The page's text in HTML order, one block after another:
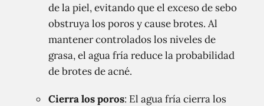
de la piel, evitando que el exceso de sebo
obstruya los poros y cause brotes. Al
mantener controlados los niveles de
grasa, el agua fría reduce la probabilidad
de brotes de acné.
Cierra los poros: El agua fría cierra los